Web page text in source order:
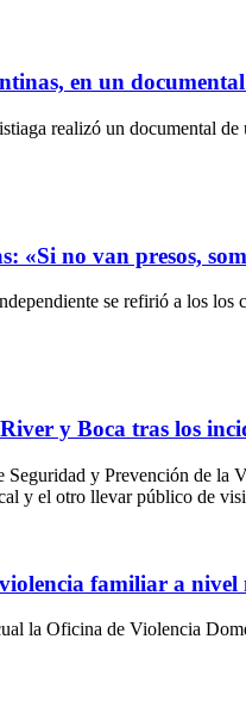
en un
realizó un documental
«Si no van presos,
se refirió a los
y Boca tras los
y Prevención de la
y el otro llevar público de
familiar a nivel
la Oficina de Violencia